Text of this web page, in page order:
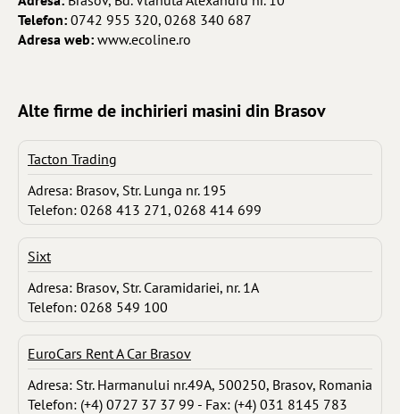
Telefon: 0742 955 320, 0268 340 687
Adresa web: www.ecoline.ro
Alte firme de inchirieri masini din Brasov
Tacton Trading
Adresa: Brasov, Str. Lunga nr. 195
Telefon: 0268 413 271, 0268 414 699
Sixt
Adresa: Brasov, Str. Caramidariei, nr. 1A
Telefon: 0268 549 100
EuroCars Rent A Car Brasov
Adresa: Str. Harmanului nr.49A, 500250, Brasov, Romania
Telefon: (+4) 0727 37 37 99 - Fax: (+4) 031 8145 783